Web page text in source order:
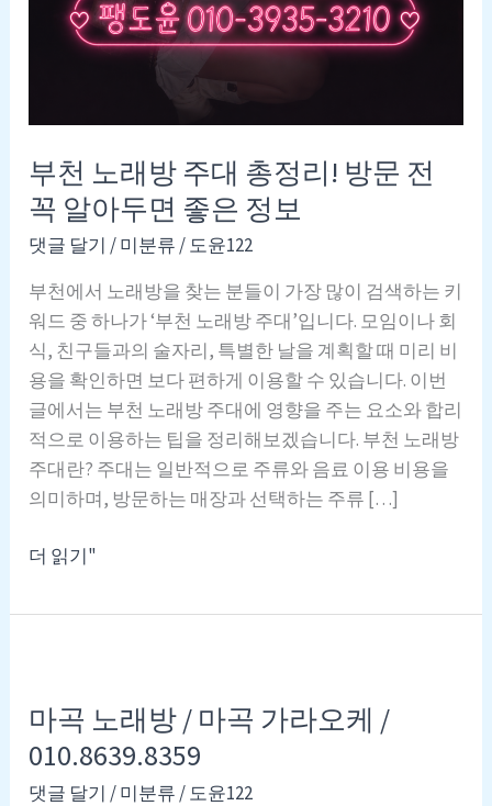
부천 노래방 주대 총정리! 방문 전
꼭 알아두면 좋은 정보
댓글 달기 /미분류 /도윤122
부천에서 노래방을 찾는 분들이 가장 많이 검색하는 키
워드 중 하나가 ‘부천 노래방 주대’입니다. 모임이나 회
식, 친구들과의 술자리, 특별한 날을 계획할 때 미리 비
용을 확인하면 보다 편하게 이용할 수 있습니다. 이번
글에서는 부천 노래방 주대에 영향을 주는 요소와 합리
적으로 이용하는 팁을 정리해보겠습니다. 부천 노래방
주대란? 주대는 일반적으로 주류와 음료 이용 비용을
의미하며, 방문하는 매장과 선택하는 주류 […]
부
노
대
총
정
더 읽기"
마곡 노래방 / 마곡 가라오케 /
010.8639.8359
댓글 달기 /미분류 /도윤122